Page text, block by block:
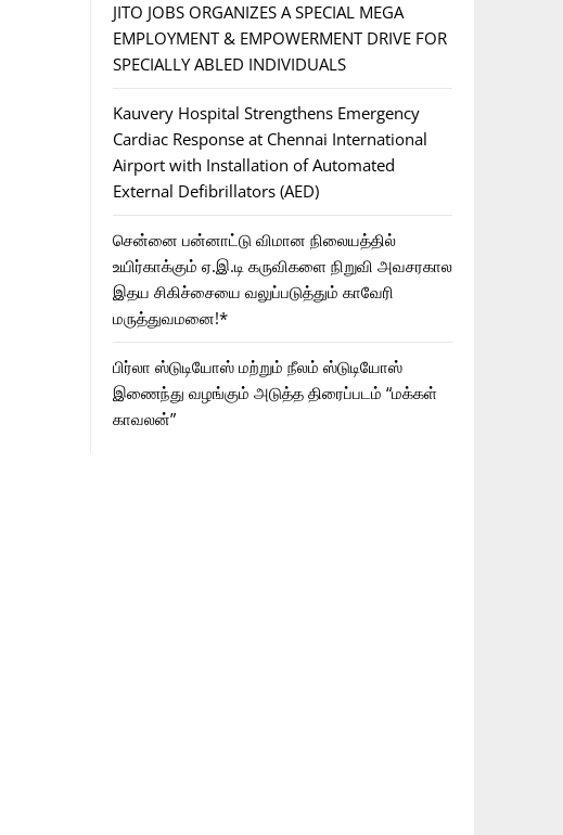
JITO JOBS ORGANIZES A SPECIAL MEGA
EMPLOYMENT & EMPOWERMENT DRIVE FOR
SPECIALLY ABLED INDIVIDUALS
Kauvery Hospital Strengthens Emergency
Cardiac Response at Chennai International
Airport with Installation of Automated
External Defibrillators (AED)
சென்னை பன்னாட்டு விமான நிலையத்தில்
உயிர்காக்கும் ஏ.இ.டி கருவிகளை நிறுவி அவசரகால
இதய சிகிச்சையை வலுப்படுத்தும் காவேரி
மருத்துவமனை!*
பிர்லா ஸ்டுடியோஸ் மற்றும் நீலம் ஸ்டுடியோஸ்
இணைந்து வழங்கும் அடுத்த திரைப்படம் “மக்கள்
காவலன்”